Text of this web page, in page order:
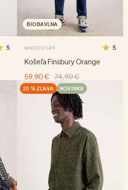
5
BIOBAVLNA
WHITE STUFF 5
Košeľa Finsbury Orange
59,90 €
74,90 €
20 % ZĽAVA NOVINKA